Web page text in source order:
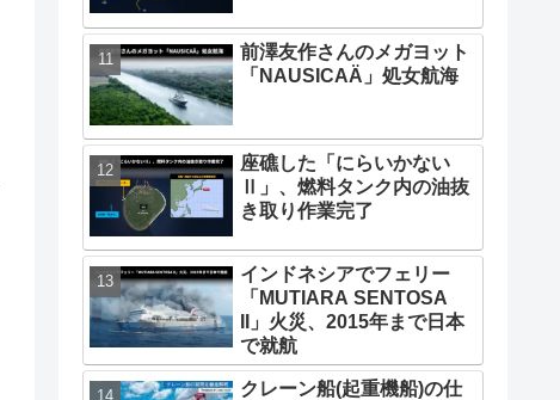
前澤友作さんのメガヨット
「NAUSICAÄ」処女航海
座礁した「にらいかない
Ⅱ」、燃料タンク内の油抜
き取り作業完了
インドネシアでフェリー
「MUTIARA SENTOSA
II」火災、2015年まで日本
で就航
クレーン船(起重機船)の仕